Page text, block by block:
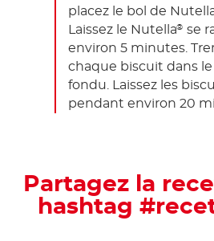
placez le bol de
Laissez le Nutella® se
environ 5 minutes.
chaque biscuit dans
fondu. Laissez les
pendant environ 20
Partagez la
hashtag